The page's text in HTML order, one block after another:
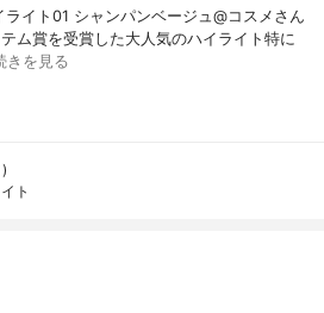
イト01 シャンパンベージュ@コスメさん
ム賞を受賞した大人気のハイライト特に
きを見る
ト